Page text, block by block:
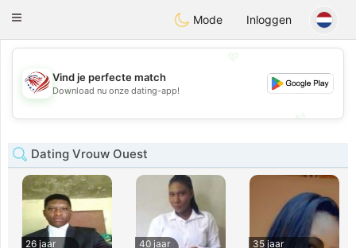
StatesDating
Toggle
Mode Inloggen
💖
💕
Vind je perfecte match
Download nu onze dating-app!
Dating Vrouw Ouest
26 jaar
40 jaar
35 jaar